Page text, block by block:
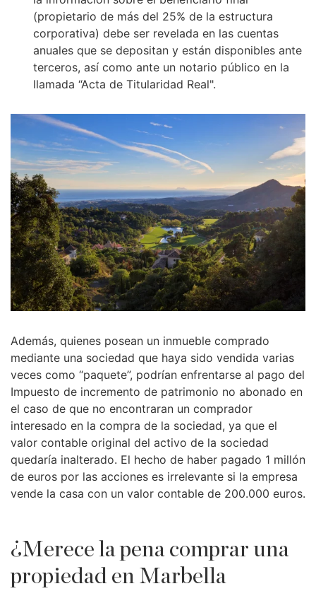
(propietario de más del 25% de la estructura
corporativa) debe ser revelada en las cuentas
anuales que se depositan y están disponibles ante
terceros, así como ante un notario público en la
llamada “Acta de Titularidad Real".
Además, quienes posean un inmueble comprado
mediante una sociedad que haya sido vendida varias
veces como “paquete”, podrían enfrentarse al pago del
Impuesto de incremento de patrimonio no abonado en
el caso de que no encontraran un comprador
interesado en la compra de la sociedad, ya que el
valor contable original del activo de la sociedad
quedaría inalterado. El hecho de haber pagado 1 millón
de euros por las acciones es irrelevante si la empresa
vende la casa con un valor contable de 200.000 euros.
¿Merece la pena comprar una
propiedad en Marbella